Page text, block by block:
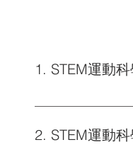
1. STEM運動
科學世界的STEM
2. STEM運動